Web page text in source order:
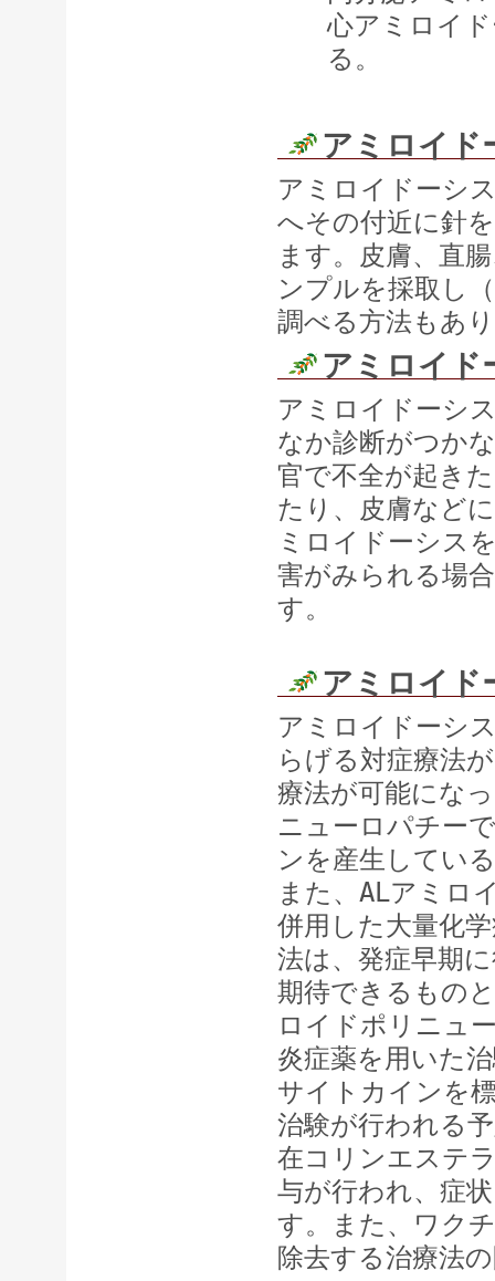
心アミロイ
る。
アミロイド
アミロイドーシ
へその付近に針
ます。皮膚、直
ンプルを採取し
調べる方法もあ
アミロイド
アミロイドーシ
なか診断がつか
官で不全が起き
たり、皮膚など
ミロイドーシス
害がみられる場
す。
アミロイド
アミロイドーシ
らげる対症療法
療法が可能にな
ニューロパチー
ンを産生してい
また、ALアミロ
併用した大量化
法は、発症早期
期待できるもの
ロイドポリニュ
炎症薬を用いた
サイトカインを
治験が行われる
在コリンエステ
与が行われ、症
す。また、ワク
除去する治療法